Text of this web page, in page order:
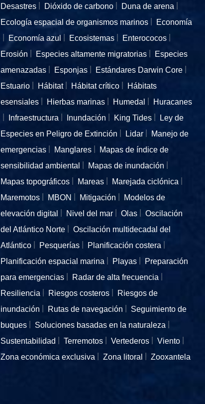
Desastres
Dióxido de carbono
Duna de arena
Ecología espacial de organismos marinos
Economía
Economía azul
Ecosistemas
Enterococos
Erosión
Especies altamente migratorias
Especies
amenazadas
Esponjas
Estándares Darwin Core
Estuario
Hábitat Hábitat crítico
Hábitats
esensiales
Hierbas marinas Humedal
Huracanes
Infraestructura
Inundación King Tides
Ley de
Especies en Peligro de Extinción
Lidar
Manejo de
emergencias
Manglares
Mapas de índice de
sensibilidad ambiental
Mapas de inundación
Mapas topográficos
Mareas
Marejada ciclónica
Maremotos
MBON Mitigación
Modelos de
elevación digital
Nivel del mar Olas
Oscilación
del Atlántico Norte
Oscilación multidecadal del
Atlántico
Pesquerías
Planificación costera
Planificación espacial marina
Playas
Preparación
para emergencias
Radar de alta frecuencia
Resiliencia
Riesgos costeros
Riesgos de
inundación
Rutas de navegación
Seguimiento de
buques
Soluciones basadas en la naturaleza
Sustentabilidad
Terremotos Vertederos
Viento
Zona económica exclusiva
Zona litoral Zooxantela